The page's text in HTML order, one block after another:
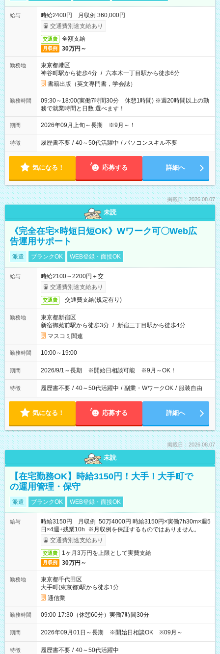
給与
時給2400円 月収例 360,000円
交通費別途支給あり
交通費 全額支給
月収例 30万円～
勤務地
東京都港区
神谷町駅から徒歩4分 / 六本木一丁目駅から徒歩6分
書籍出版（英文専門書，学会誌）
勤務時間
09:30～18:00(実働7時間30分 休憩1時間) ※週20時間以上の勤
務で就業時間と日数 選べます！
期間 2026年09月上旬～長期 ※9月～！
特徴 履歴書不要 / 40～50代活躍中 / パソコンスキル不要
気になる！ 応募する 詳細へ
掲載日：2026.08.07
未読
《完全在宅×時短日短OK》Wワーク可〇Web広
告運用サポート
派遣 ブランクOK WEB登録・面接OK
給与
時給2100～2200円＋交
交通費別途支給あり
交通費 交通費支給(規定有り)
勤務地
東京都新宿区
新宿御苑前駅から徒歩3分 / 新宿三丁目駅から徒歩4分
マスコミ関連
勤務時間 10:00～19:00
期間 2026/9/1～長期 ※開始日相談可能 ※9月～OK！
特徴 履歴書不要 / 40～50代活躍中 / 副業・WワークOK / 服装自由
気になる！ 応募する 詳細へ
掲載日：2026.08.07
未読
【在宅勤務OK】時給3150円！大手！大手町で
の運用管理・保守
派遣 ブランクOK WEB登録・面接OK
給与
時給3150円 月収例 50万4000円 時給3150円×実働7h30m×週5
日×4週+残業10h ※月収例を保証するものではありません。
交通費別途支給あり
交通費 1ヶ月3万円を上限として実費支給
月収例 30万円～
勤務地
東京都千代田区
大手町(東京都)駅から徒歩1分
通信業
勤務時間 09:00-17:30（休憩60分）実働7時間30分
期間 2026年09月01日～長期 ※開始日相談OK ※09月～
特徴 履歴書不要 / 40～50代活躍中